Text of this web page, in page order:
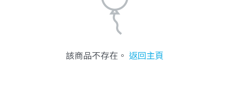
該商品不存在。 返回主頁